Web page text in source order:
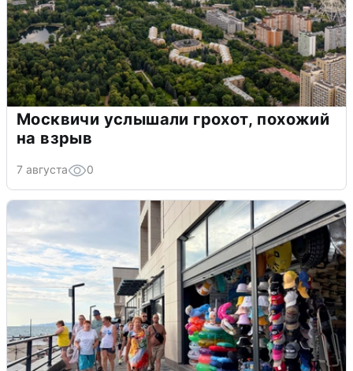
Москвичи услышали грохот, похожий
на взрыв
7 августа 0